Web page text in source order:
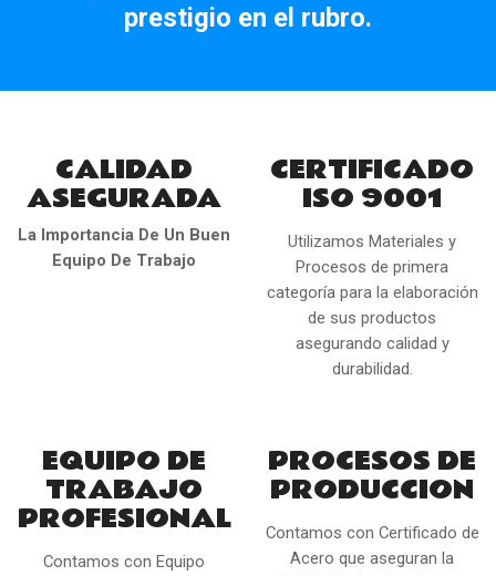
prestigio en el rubro.
CALIDAD
ASEGURADA
La Importancia De Un Buen
Equipo De Trabajo
CERTIFICADO
ISO 9001
Utilizamos Materiales y
Procesos de primera
categoría para la elaboración
de sus productos
asegurando calidad y
durabilidad.
EQUIPO DE
TRABAJO
PROFESIONAL
Contamos con Equipo
PROCESOS DE
PRODUCCION
Contamos con Certificado de
Acero que aseguran la